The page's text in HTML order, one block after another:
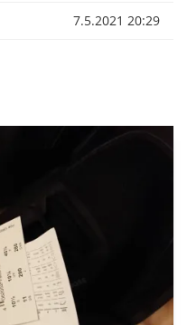
7.5.2021 20:29